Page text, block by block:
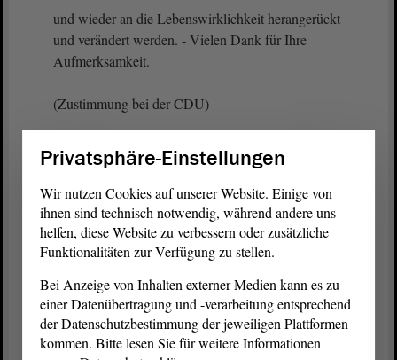
und wieder an die Lebenswirklichkeit herangerückt
und verändert werden. - Vielen Dank für Ihre
Aufmerksamkeit.
(Zustimmung bei der CDU)
Vizepräsidentin Anne-Marie Keding:
Frau Frederking möchte eine Intervention
anbringen. - Frau Frederking, bitte.
Dorothea Frederking (GRÜNE):
Herr Gürth, ich bin Ihnen dankbar dafür
Privatsphäre-Einstellungen
Wir nutzen Cookies auf unserer Website. Einige von
ihnen sind technisch notwendig, während andere uns
helfen, diese Website zu verbessern oder zusätzliche
Funktionalitäten zur Verfügung zu stellen.
Bei Anzeige von Inhalten externer Medien kann es zu
einer Datenübertragung und -verarbeitung entsprechend
der Datenschutzbestimmung der jeweiligen Plattformen
kommen. Bitte lesen Sie für weitere Informationen